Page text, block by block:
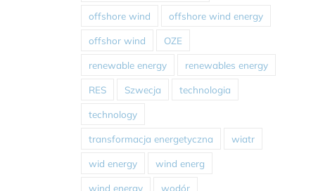
offshore wind offshore wind energy
offshor wind OZE
renewable energy renewables energy
RES Szwecja technologia
technology
transformacja energetyczna wiatr
wid energy wind energ
wind energy wodór